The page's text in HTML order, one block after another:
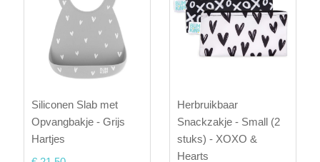
Siliconen Slab met
Opvangbakje - Grijs
Hartjes
Herbruikbaar
Snackzakje - Small (2
stuks) - XOXO &
Hearts